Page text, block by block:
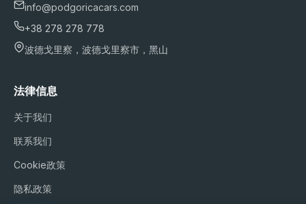
info@podgoricacars.com
+38 278 278 778
波德戈里察，波德戈里察市，黑山
法律信息
关于我们
联系我们
Cookie政策
隐私政策